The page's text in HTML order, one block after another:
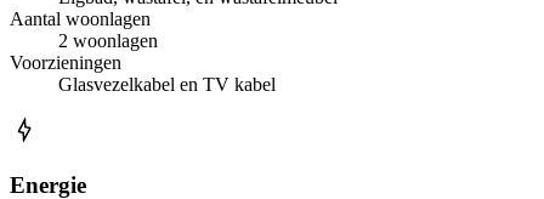
Aantal woonlagen
2 woonlagen
Voorzieningen
Glasvezelkabel en TV kabel
Energie